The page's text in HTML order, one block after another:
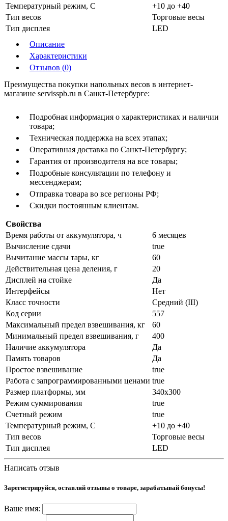
Температурный режим, С
+10 до +40
Тип весов
Торговые весы
Тип дисплея
LED
Описание
Характеристики
Отзывов (0)
Преимущества покупки напольных весов в интернет-
магазине servisspb.ru в Санкт-Петербурге:
Подробная информация о характеристиках и наличии
товара;
Техническая поддержка на всех этапах;
Оперативная доставка по Санкт-Петербургу;
Гарантия от производителя на все товары;
Подробные консультации по телефону и
мессенджерам;
Отправка товара во все регионы РФ;
Скидки постоянным клиентам.
Свойства
Время работы от аккумулятора, ч
6 месяцев
Вычисление сдачи
true
Вычитание массы тары, кг
60
Действительная цена деления, г
20
Дисплей на стойке
Да
Интерфейсы
Нет
Класс точности
Средний (III)
Код серии
557
Максимальный предел взвешивания, кг
60
Минимальный предел взвешивания, г
400
Наличие аккумулятора
Да
Память товаров
Да
Простое взвешивание
true
Работа с запрограммированными ценами true
Размер платформы, мм
340х300
Режим суммирования
true
Счетный режим
true
Температурный режим, С
+10 до +40
Тип весов
Торговые весы
Тип дисплея
LED
Написать отзыв
Зарегистрируйся, оставляй отзывы о товаре, зарабатывай бонусы!
Ваше имя: